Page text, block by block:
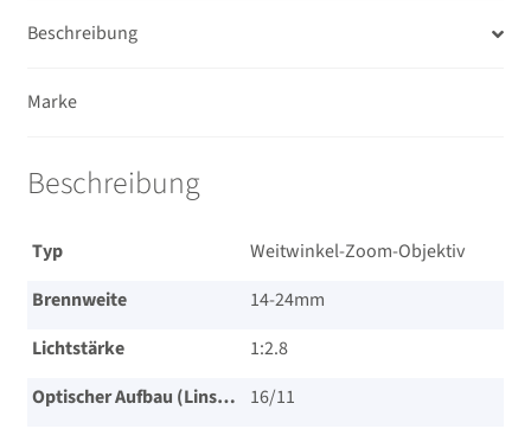
Beschreibung
Marke
Beschreibung
Typ
Weitwinkel-Zoom-Objektiv
Brennweite
14-24mm
Lichtstärke
1:2.8
Optischer Aufbau (Linsen/Gruppen)
16/​11